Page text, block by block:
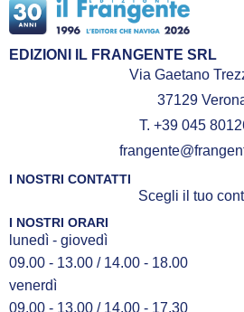
EDIZIONI IL FRANGENTE SRL
Via Gaetano
37129
T. +39 045
I NOSTRI CONTATTI
Scegli il tuo
I NOSTRI ORARI
lunedì - giovedì
09.00 - 13.00 / 14.00 - 18.00
venerdì
09.00 - 13.00 / 14.00 - 17.30